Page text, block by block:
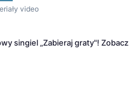
video
singiel „Zabieraj graty"! Zobacz